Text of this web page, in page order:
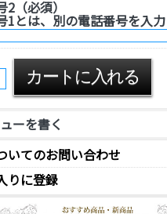
2（必須）
1とは、別の電話番号を入力
ーを書く
いてのお問い合わせ
りに登録